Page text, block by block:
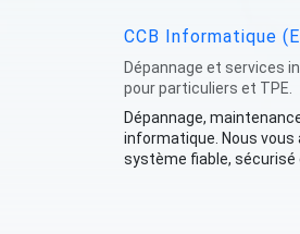
CCB Informatique
Dépannage et services
pour particuliers et TPE.
Dépannage,
informatique. Nous vous
système fiable, sécurisé